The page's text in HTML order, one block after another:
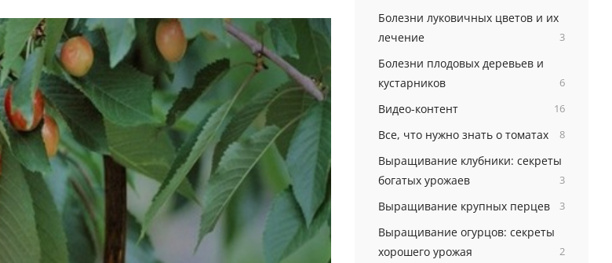
Болезни луковичных цветов и их
лечение
3
Болезни плодовых деревьев и
кустарников
6
Видео-контент 16
Все, что нужно знать о томатах 8
Выращивание клубники: секреты
богатых урожаев
3
Выращивание крупных перцев 3
Выращивание огурцов: секреты
хорошего урожая
2